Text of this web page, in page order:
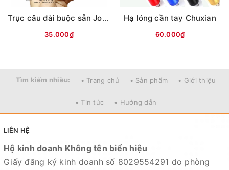
Trục câu đài buộc sẵn Jobon (vỏ đỏ/xanh)
35.000₫
Hạ lóng cần tay Chuxian
60.000₫
Tìm kiếm nhiều: • Trang chủ • Sản phẩm • Giới thiệu
• Tin tức • Hướng dẫn
LIÊN HỆ
Hộ kinh doanh Không tên biển hiệu
Giấy đăng ký kinh doanh số 8029554291 do phòng